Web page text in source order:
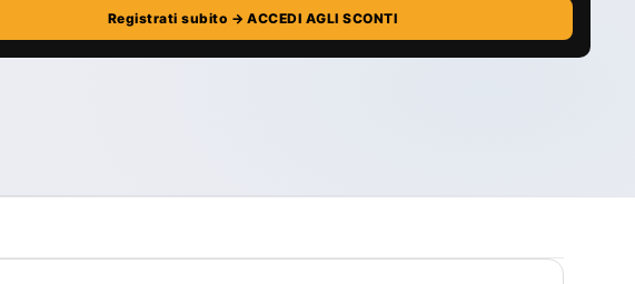
Registrati subito → ACCEDI AGLI SCONTI